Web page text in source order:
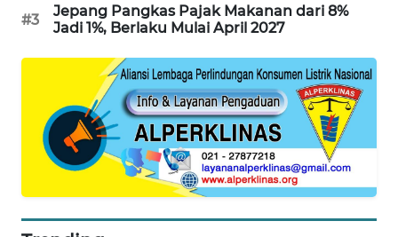
#3
Jepang Pangkas Pajak Makanan dari 8%
Jadi 1%, Berlaku Mulai April 2027
WISATA
LAPAK
Wahana
Network
LISTRIK